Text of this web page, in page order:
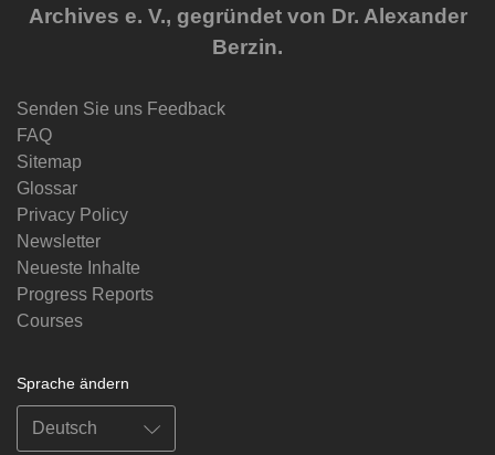
Archives e. V., gegründet von Dr. Alexander
Berzin.
Senden Sie uns Feedback
FAQ
Sitemap
Glossar
Privacy Policy
Newsletter
Neueste Inhalte
Progress Reports
Courses
Sprache ändern